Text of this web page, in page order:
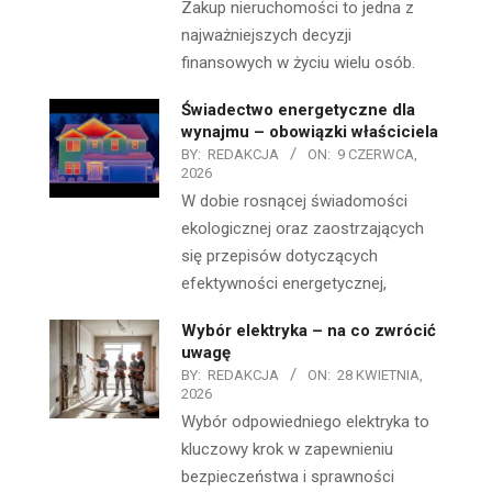
Zakup nieruchomości to jedna z
najważniejszych decyzji
finansowych w życiu wielu osób.
Świadectwo energetyczne dla
wynajmu – obowiązki właściciela
BY: REDAKCJA ON: 9 CZERWCA,
2026
W dobie rosnącej świadomości
ekologicznej oraz zaostrzających
się przepisów dotyczących
efektywności energetycznej,
Wybór elektryka – na co zwrócić
uwagę
BY: REDAKCJA ON: 28 KWIETNIA,
2026
Wybór odpowiedniego elektryka to
kluczowy krok w zapewnieniu
bezpieczeństwa i sprawności